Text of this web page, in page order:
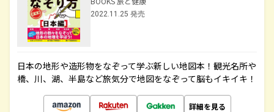
2022.11.25 発売
日本の地形や造形物をなぞって学ぶ新しい地図本！観光名所や
橋、川、湖、半島など旅気分で地図をなぞって脳もイキイキ！
詳細を見る